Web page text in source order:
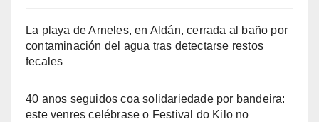
La playa de Arneles, en Aldán, cerrada al baño por
contaminación del agua tras detectarse restos
fecales
40 anos seguidos coa solidariedade por bandeira:
este venres celébrase o Festival do Kilo no